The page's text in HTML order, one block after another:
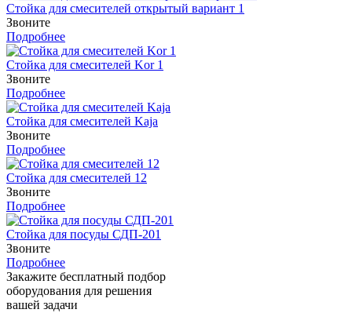
Стойка для смесителей открытый вариант 1
Звоните
Подробнее
Стойка для смесителей Kor 1
Звоните
Подробнее
Стойка для смесителей Kaja
Звоните
Подробнее
Стойка для смесителей 12
Звоните
Подробнее
Стойка для посуды СДП-201
Звоните
Подробнее
Закажите бесплатный подбор
оборудования для решения
вашей задачи